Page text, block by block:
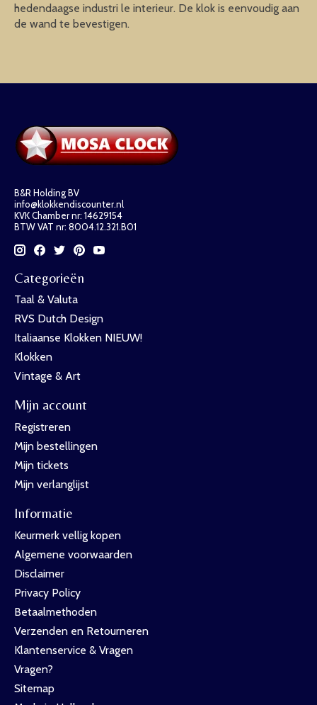
hedendaagse industri le interieur. De klok is eenvoudig aan
de wand te bevestigen.
B&R Holding BV
info@klokkendiscounter.nl
KVK Chamber nr: 14629154
BTW VAT nr: 8004.12.321.B01
Categorieën
Taal & Valuta
RVS Dutch Design
Italiaanse Klokken NIEUW!
Klokken
Vintage & Art
Mijn account
Registreren
Mijn bestellingen
Mijn tickets
Mijn verlanglijst
Informatie
Keurmerk vellig kopen
Algemene voorwaarden
Disclaimer
Privacy Policy
Betaalmethoden
Verzenden en Retourneren
Klantenservice & Vragen
Vragen?
Sitemap